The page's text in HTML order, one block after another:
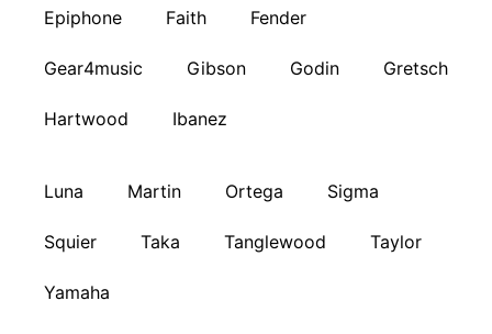
Epiphone Faith Fender
Gear4music Gibson Godin Gretsch
Hartwood Ibanez
Luna Martin Ortega Sigma
Squier Taka Tanglewood Taylor
Yamaha